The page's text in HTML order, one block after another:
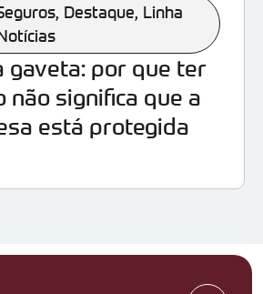
, Destaque, Linha
gaveta: por que ter
não significa que a
está protegida